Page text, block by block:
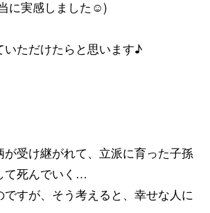
に実感しました☺)
いただけたらと思います♪
受け継がれて、立派に育った子孫
て死んでいく…
すが、そう考えると、幸せな人に